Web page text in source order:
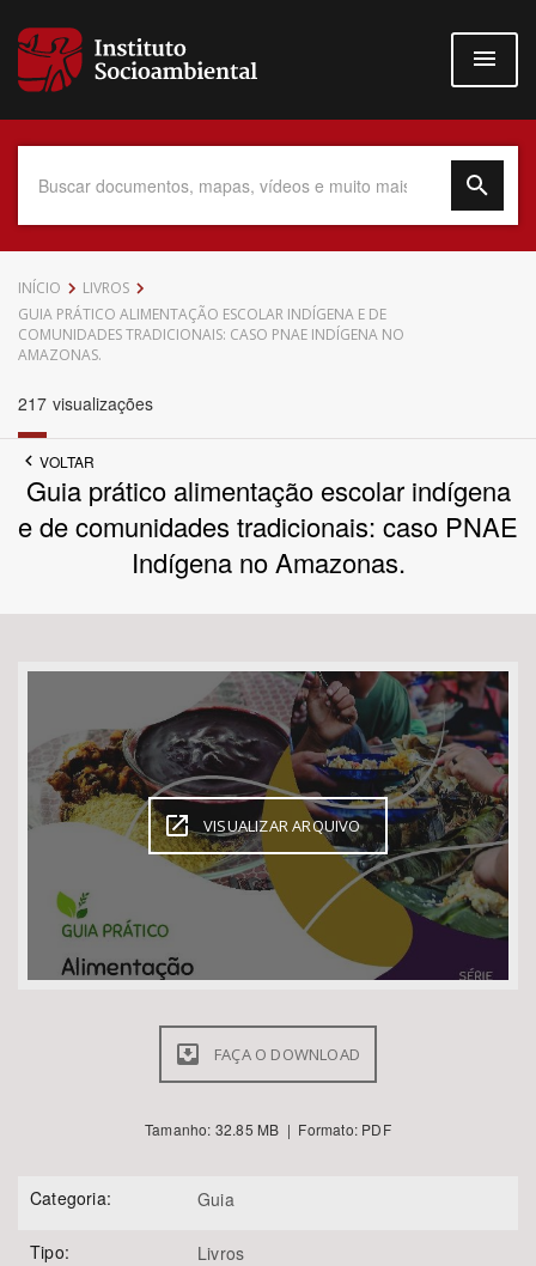
para
conteúdo
Data do Documento
Até
Povo Indígena
Área de Levantamento
BUSCAR
INÍCIO
LIVROS
GUIA PRÁTICO ALIMENTAÇÃO ESCOLAR INDÍGENA E DE
COMUNIDADES TRADICIONAIS: CASO PNAE INDÍGENA NO
AMAZONAS.
217 visualizações
VOLTAR
Guia prático alimentação escolar indígena
e de comunidades tradicionais: caso PNAE
Indígena no Amazonas.
VISUALIZAR ARQUIVO
FAÇA O DOWNLOAD
Tamanho: 32.85 MB | Formato: PDF
Categoria: Guia
Tipo: Livros